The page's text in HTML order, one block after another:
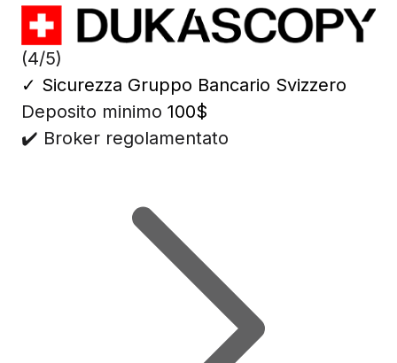
(4/5)
✓ Sicurezza Gruppo Bancario Svizzero
Deposito minimo 100$
✔️ Broker regolamentato